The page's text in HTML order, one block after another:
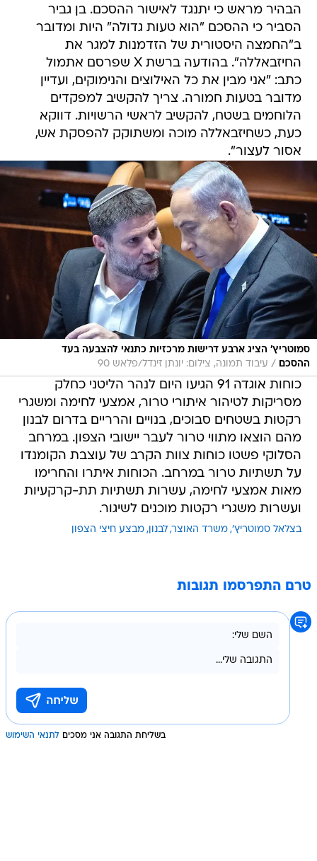
הבהיר מראש כי יתנגד לאישור ההסכם. בן גביר
הסביר כי ההסכם "הוא טעות גדולה" היות ומדובר
ב"החמצה היסטורית של הזדמנות למגר את
החיזבאללה". בהודעה ברשת X שפרסם אתמול
כתב: "אני מבין את כל האילוצים והנימוקים, ועדיין
מדובר בטעות חמורה. צריך להקשיב למפקדים
הלוחמים בשטח, להקשיב לראשי הרשויות. דווקא
כעת, כשחיזבאללה מוכה ומשתוקק להפסקת אש,
אסור לעצור".
סמוטריץ' הציג ארבע דרישות מרכזיות כתנאי להצבעה בעד
ההסכם
/ עיבוד תמונה, צילום: יונתן זינדל/פלאש 90
כוחות אוגדה 91 הגיעו היום לנהר הליטני כחלק
מסריקות לטיהור איתורי טרור, אמצעי לחימה ומשגרי
רקטות בשטחים סבוכים, בנויים והרריים בדרום לבנון
מהם הוצאו מתווי טרור לעבר יישובי הצפון. במרחב
הסלוקי פשטו כוחות צוות הקרב של עוצבת הקומנדו
על תשתיות טרור במרחב. הכוחות איתרו והחרימו
מאות אמצעי לחימה, עשרות תשתיות תת-קרקעיות
ועשרות משגרי רקטות מוכנים לשיגור.
בצלאל סמוטריץ' משרד האוצר לבנון מבצע חיצי הצפון
טרם התפרסמו תגובות
בשליחת התגובה אני מסכים לתנאי השימוש